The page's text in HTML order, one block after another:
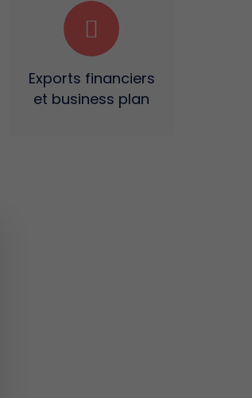
Exports financiers
et business plan